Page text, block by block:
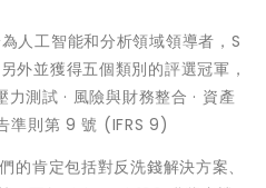
人工智能和分析領域領導者，S
外並獲得五個類別的評選冠軍，
測試 · 風險與財務整合 · 資產
準則第 9 號 (IFRS 9)
的肯定包括對反洗錢解決方案、